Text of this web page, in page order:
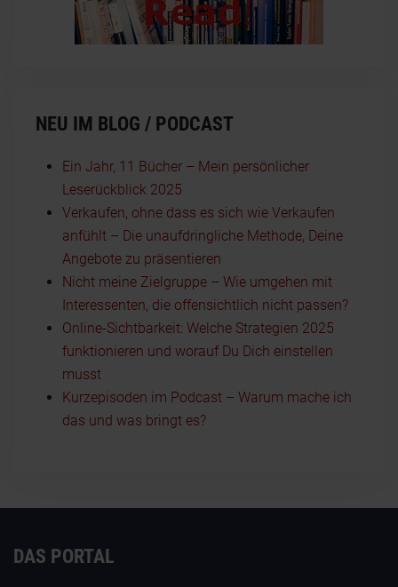
NEU IM BLOG / PODCAST
Ein Jahr, 11 Bücher – Mein persönlicher
Leserückblick 2025
Verkaufen, ohne dass es sich wie Verkaufen
anfühlt – Die unaufdringliche Methode, Deine
Angebote zu präsentieren
Nicht meine Zielgruppe – Wie umgehen mit
Interessenten, die offensichtlich nicht passen?
Online-Sichtbarkeit: Welche Strategien 2025
funktionieren und worauf Du Dich einstellen
musst
Kurzepisoden im Podcast – Warum mache ich
das und was bringt es?
DAS PORTAL